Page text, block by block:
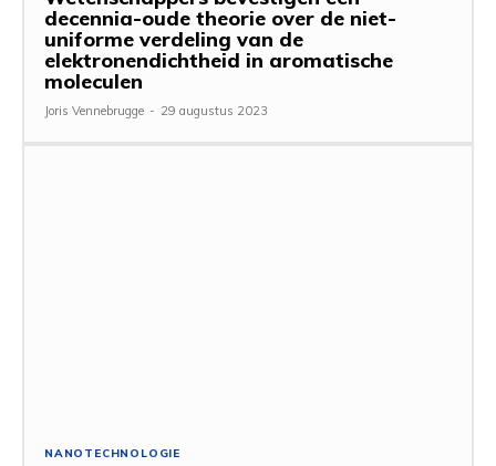
decennia-oude theorie over de niet-
uniforme verdeling van de
elektronendichtheid in aromatische
moleculen
Joris Vennebrugge - 29 augustus 2023
NANOTECHNOLOGIE